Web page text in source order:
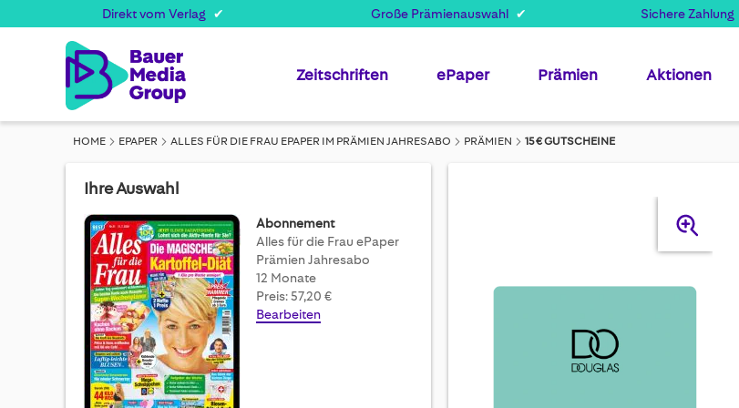
Direkt vom Verlag Große Prämienauswahl Sichere Zahlung
Zeitschriften ePaper Prämien Aktionen
HOME EPAPER ALLES FÜR DIE FRAU EPAPER IM PRÄMIEN JAHRESABO PRÄMIEN 15 € GUTSCHEINE
Ihre Auswahl
Abonnement
Alles für die Frau ePaper
Prämien Jahresabo
12 Monate
Preis: 57,20 €
Bearbeiten